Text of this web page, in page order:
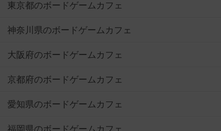
東京都のボードゲームカフェ
神奈川県のボードゲームカフェ
大阪府のボードゲームカフェ
京都府のボードゲームカフェ
愛知県のボードゲームカフェ